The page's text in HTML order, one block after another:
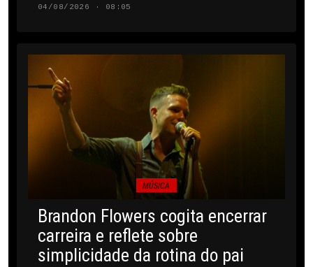
04/08/2026 · 08:05
MÚSICA
Brandon Flowers cogita encerrar
carreira e reflete sobre
simplicidade da rotina do pai